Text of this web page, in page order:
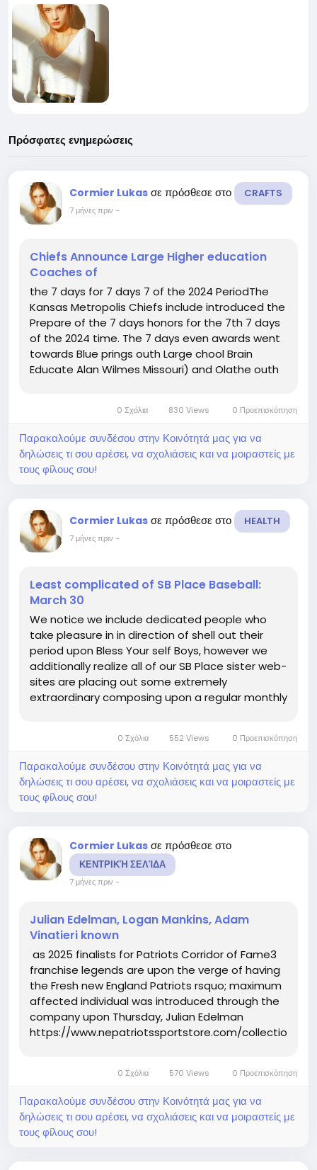
Πρόσφατες ενημερώσεις
Cormier Lukas σε πρόσθεσε στο CRAFTS
7 μήνες πριν -
Chiefs Announce Large Higher education
Coaches of
the 7 days for 7 days 7 of the 2024 PeriodThe
Kansas Metropolis Chiefs include introduced the
Prepare of the 7 days honors for the 7th 7 days
of the 2024 time. The 7 days even awards went
towards Blue prings outh Large chool Brain
Educate Alan Wilmes Missouri) and Olathe outh
awarded colleges will...
0 Σχόλια 830 Views 0 Προεπισκόπηση
Παρακαλούμε συνδέσου στην Κοινότητά μας για να
δηλώσεις τι σου αρέσει, να σχολιάσεις και να μοιραστείς με
τους φίλους σου!
Cormier Lukas σε πρόσθεσε στο HEALTH
7 μήνες πριν -
Least complicated of SB Place Baseball:
March 30
We notice we include dedicated people who
take pleasure in in direction of shell out their
period upon Bless Your self Boys, however we
additionally realize all of our SB Place sister web-
sites are placing out some extremely
extraordinary composing upon a regular monthly
of some of the perfect do the job...
0 Σχόλια 552 Views 0 Προεπισκόπηση
Παρακαλούμε συνδέσου στην Κοινότητά μας για να
δηλώσεις τι σου αρέσει, να σχολιάσεις και να μοιραστείς με
τους φίλους σου!
Cormier Lukas σε πρόσθεσε στο
ΚΕΝΤΡΙΚΉ ΣΕΛΊΔΑ
7 μήνες πριν -
Julian Edelman, Logan Mankins, Adam
Vinatieri known
as 2025 finalists for Patriots Corridor of Fame3
franchise legends are upon the verge of having
the Fresh new England Patriots rsquo; maximum
affected individual was introduced through the
company upon Thursday, Julian Edelman
https://www.nepatriotssportstore.com/collections/
Patriots Corridor of...
0 Σχόλια 570 Views 0 Προεπισκόπηση
Παρακαλούμε συνδέσου στην Κοινότητά μας για να
δηλώσεις τι σου αρέσει, να σχολιάσεις και να μοιραστείς με
τους φίλους σου!